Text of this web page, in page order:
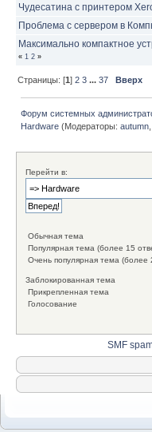
Чудесатина с принтером
Проблема с сервером в
Максимально компактное
« 1 2 »
Страницы: [1]2 3 ...37 Вверх
Форум системных
Hardware (Модераторы:autumn
Перейти в:
Обычная тема
Популярная тема (более 15
Очень популярная тема (более
Заблокированная тема
Прикрепленная тема
Голосование
SMF